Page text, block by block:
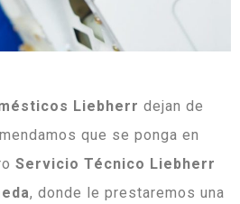
Liebherr dejan de
que se ponga en
Servicio Técnico Liebherr
, donde le prestaremos una